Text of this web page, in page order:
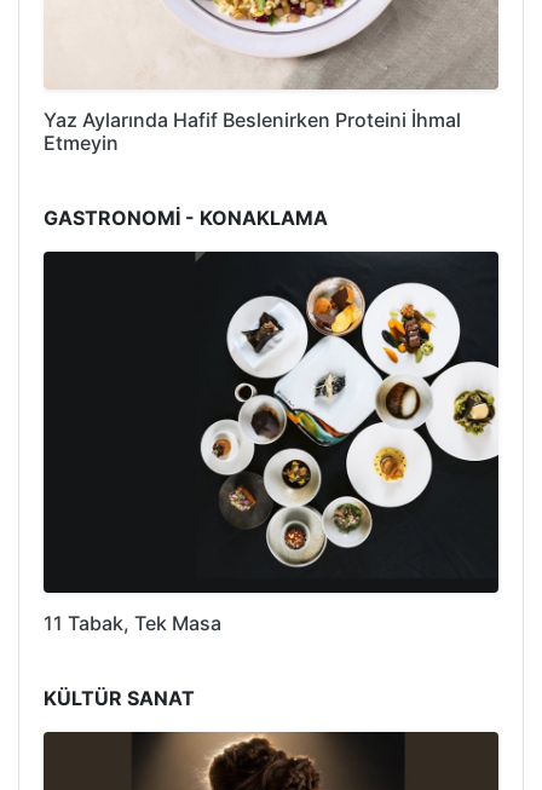
Yaz Aylarında Hafif Beslenirken Proteini İhmal
Etmeyin
GASTRONOMİ - KONAKLAMA
11 Tabak, Tek Masa
KÜLTÜR SANAT